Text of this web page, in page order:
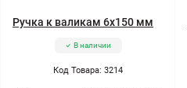
Ручка к валикам 6x150 мм
В наличии
Код Товара: 3214